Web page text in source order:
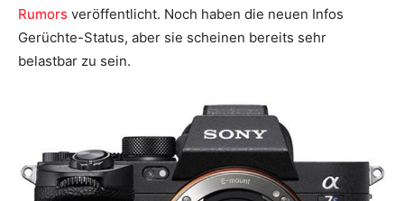
Rumors veröffentlicht. Noch haben die neuen Infos
Gerüchte-Status, aber sie scheinen bereits sehr
belastbar zu sein.